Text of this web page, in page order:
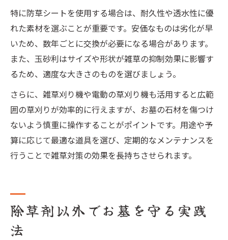
特に防草シートを使用する場合は、耐久性や透水性に優
れた素材を選ぶことが重要です。安価なものは劣化が早
いため、数年ごとに交換が必要になる場合があります。
また、玉砂利はサイズや形状が雑草の抑制効果に影響す
るため、適度な大きさのものを選びましょう。
さらに、雑草刈り機や電動の草刈り機も活用すると広範
囲の草刈りが効率的に行えますが、お墓の石材を傷つけ
ないよう慎重に操作することがポイントです。用途や予
算に応じて最適な道具を選び、定期的なメンテナンスを
行うことで雑草対策の効果を長持ちさせられます。
除草剤以外でお墓を守る実践
法